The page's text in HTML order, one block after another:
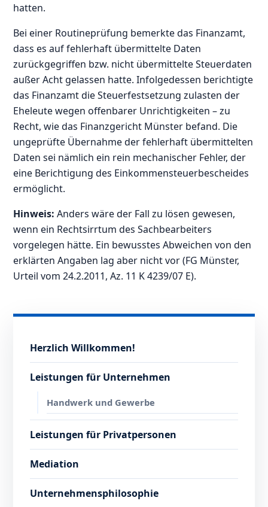
hatten.
Bei einer Routineprüfung bemerkte das Finanzamt,
dass es auf fehlerhaft übermittelte Daten
zurückgegriffen bzw. nicht übermittelte Steuerdaten
außer Acht gelassen hatte. Infolgedessen berichtigte
das Finanzamt die Steuerfestsetzung zulasten der
Eheleute wegen offenbarer Unrichtigkeiten – zu
Recht, wie das Finanzgericht Münster befand. Die
ungeprüfte Übernahme der fehlerhaft übermittelten
Daten sei nämlich ein rein mechanischer Fehler, der
eine Berichtigung des Einkommensteuerbescheides
ermöglicht.
Hinweis:Anders wäre der Fall zu lösen gewesen,
wenn ein Rechtsirrtum des Sachbearbeiters
vorgelegen hätte. Ein bewusstes Abweichen von den
erklärten Angaben lag aber nicht vor (FG Münster,
Urteil vom 24.2.2011, Az. 11 K 4239/07 E).
Herzlich Willkommen!
Leistungen für Unternehmen
Handwerk und Gewerbe
Leistungen für Privatpersonen
Mediation
Unternehmensphilosophie